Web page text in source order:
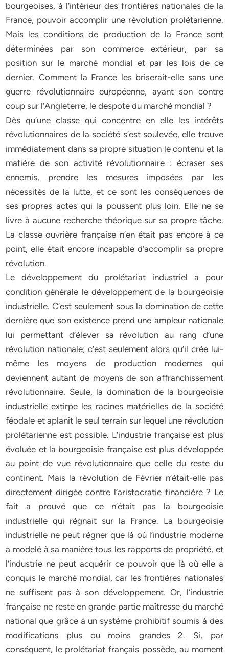
bourgeoises, à l’intérieur des frontières nationales de la
France, pouvoir accomplir une révolution prolétarienne.
Mais les conditions de production de la France sont
déterminées par son commerce extérieur, par sa
position sur le marché mondial et par les lois de ce
dernier. Comment la France les briserait-elle sans une
guerre révolutionnaire européenne, ayant son contre
coup sur l’Angleterre, le despote du marché mondial ?
Dès qu’une classe qui concentre en elle les intérêts
révolutionnaires de la société s’est soulevée, elle trouve
immédiatement dans sa propre situation le contenu et la
matière de son activité révolutionnaire : écraser ses
ennemis, prendre les mesures imposées par les
nécessités de la lutte, et ce sont les conséquences de
ses propres actes qui la poussent plus loin. Elle ne se
livre à aucune recherche théorique sur sa propre tâche.
La classe ouvrière française n’en était pas encore à ce
point, elle était encore incapable d’accomplir sa propre
révolution.
Le développement du prolétariat industriel a pour
condition générale le développement de la bourgeoisie
industrielle. C’est seulement sous la domination de cette
dernière que son existence prend une ampleur nationale
lui permettant d’élever sa révolution au rang d’une
révolution nationale; c’est seulement alors qu’il crée lui-
même les moyens de production modernes qui
deviennent autant de moyens de son affranchissement
révolutionnaire. Seule, la domination de la bourgeoisie
industrielle extirpe les racines matérielles de la société
féodale et aplanit le seul terrain sur lequel une révolution
prolétarienne est possible. L’industrie française est plus
évoluée et la bourgeoisie française est plus développée
au point de vue révolutionnaire que celle du reste du
continent. Mais la révolution de Février n’était-elle pas
directement dirigée contre l’aristocratie financière ? Le
fait a prouvé que ce n’était pas la bourgeoisie
industrielle qui régnait sur la France. La bourgeoisie
industrielle ne peut régner que là où l’industrie moderne
a modelé à sa manière tous les rapports de propriété, et
l’industrie ne peut acquérir ce pouvoir que là où elle a
conquis le marché mondial, car les frontières nationales
ne suffisent pas à son développement. Or, l’industrie
française ne reste en grande partie maîtresse du marché
national que grâce à un système prohibitif soumis à des
modifications plus ou moins grandes 2. Si, par
conséquent, le prolétariat français possède, au moment